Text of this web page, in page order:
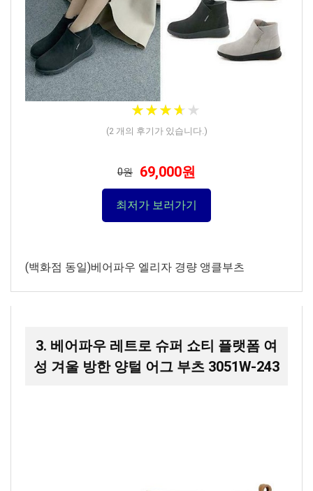
★★★★ ★
★★★★ ★
(2개의 후기가 있습니다.)
0원 69,000원
최저가 보러가기
(백화점 동일)베어파우 엘리자 경량 앵클부츠
3. 베어파우 레트로 슈퍼 쇼티 플랫폼 여
성 겨울 방한 양털 어그 부츠 3051W-243